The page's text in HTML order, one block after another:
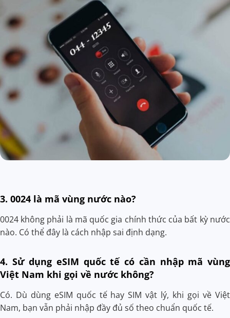
3. 0024 là mã vùng nước nào?
0024 không phải là mã quốc gia chính thức của bất kỳ nước
nào. Có thể đây là cách nhập sai định dạng.
4. Sử dụng eSIM quốc tế có cần nhập mã vùng
Việt Nam khi gọi về nước không?
Có. Dù dùng eSIM quốc tế hay SIM vật lý, khi gọi về Việt
Nam, bạn vẫn phải nhập đầy đủ số theo chuẩn quốc tế.